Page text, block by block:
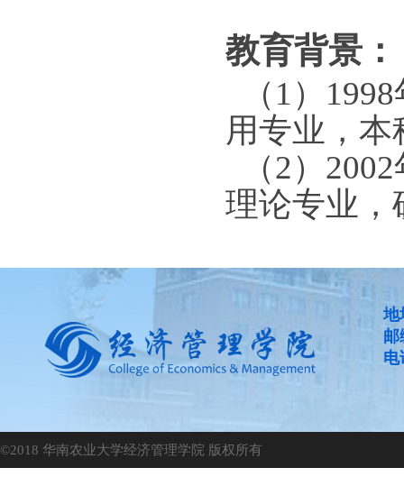
教育背景：
（1）
用专业，本
（2）
理论专业，
地
邮
电
©2018 华南农业大学经济管理学院 版权所有